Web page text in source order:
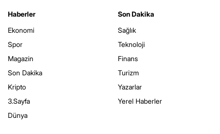
Haberler
Ekonomi
Spor
Magazin
Son Dakika
Kripto
3.Sayfa
Dünya
Son Dakika
Sağlık
Teknoloji
Finans
Turizm
Yazarlar
Yerel Haberler